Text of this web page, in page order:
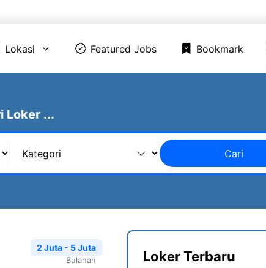
Lokasi Featured Jobs Bookmark
Loker ...
Cari
2 Juta - 5 Juta
Bulanan Loker Terbaru